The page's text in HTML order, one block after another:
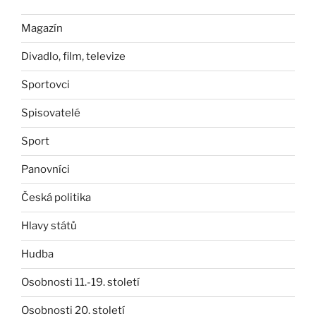
Magazín
Divadlo, film, televize
Sportovci
Spisovatelé
Sport
Panovníci
Česká politika
Hlavy států
Hudba
Osobnosti 11.-19. století
Osobnosti 20. století